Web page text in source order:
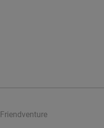
Friendventure